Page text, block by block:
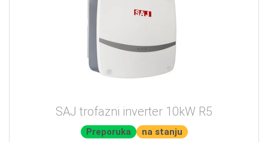
SAJ trofazni inverter 10kW R5
Preporuka na stanju